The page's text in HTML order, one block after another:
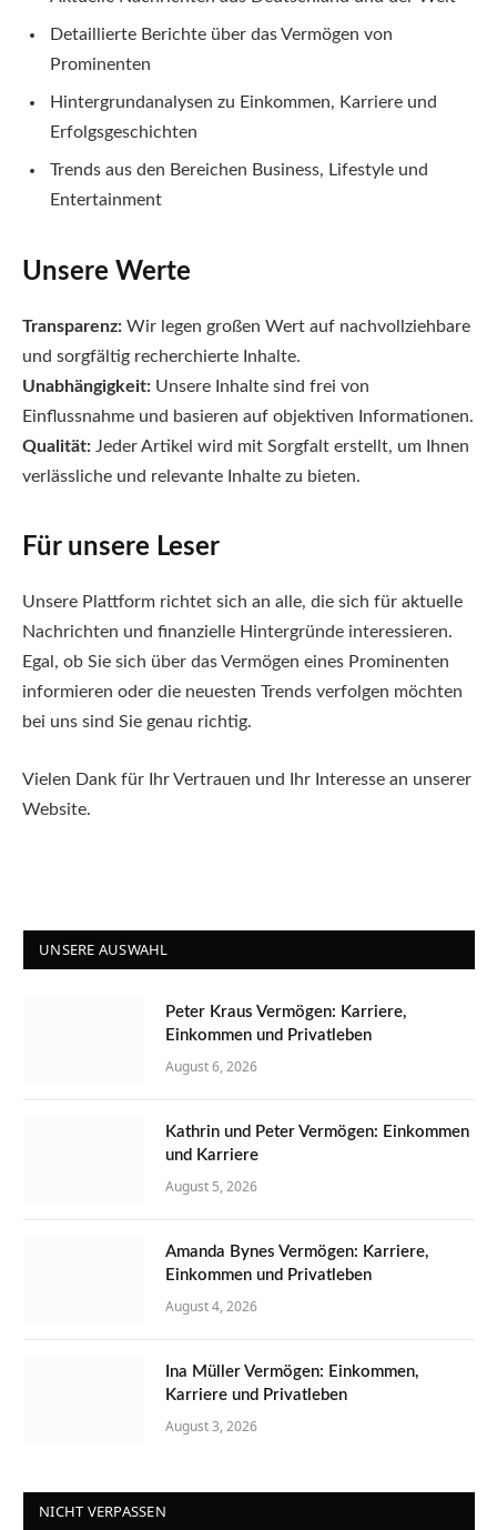
Detaillierte Berichte über das Vermögen von
Prominenten
Hintergrundanalysen zu Einkommen, Karriere und
Erfolgsgeschichten
Trends aus den Bereichen Business, Lifestyle und
Entertainment
Unsere Werte
Transparenz: Wir legen großen Wert auf nachvollziehbare
und sorgfältig recherchierte Inhalte.
Unabhängigkeit: Unsere Inhalte sind frei von
Einflussnahme und basieren auf objektiven Informationen.
Qualität: Jeder Artikel wird mit Sorgfalt erstellt, um Ihnen
verlässliche und relevante Inhalte zu bieten.
Für unsere Leser
Unsere Plattform richtet sich an alle, die sich für aktuelle
Nachrichten und finanzielle Hintergründe interessieren.
Egal, ob Sie sich über das Vermögen eines Prominenten
informieren oder die neuesten Trends verfolgen möchten
bei uns sind Sie genau richtig.
Vielen Dank für Ihr Vertrauen und Ihr Interesse an unserer
Website.
UNSERE AUSWAHL
Peter Kraus Vermögen: Karriere,
Einkommen und Privatleben
August 6, 2026
Kathrin und Peter Vermögen: Einkommen
und Karriere
August 5, 2026
Amanda Bynes Vermögen: Karriere,
Einkommen und Privatleben
August 4, 2026
Ina Müller Vermögen: Einkommen,
Karriere und Privatleben
August 3, 2026
NICHT VERPASSEN